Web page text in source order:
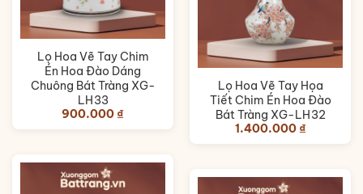
Lọ Hoa Vẽ Tay Chim
Én Hoa Đào Dáng
Chuông Bát Tràng XG-
LH33
900.000₫
Lọ Hoa Vẽ Tay Họa
Tiết Chim Én Hoa Đào
Bát Tràng XG-LH32
1.400.000₫